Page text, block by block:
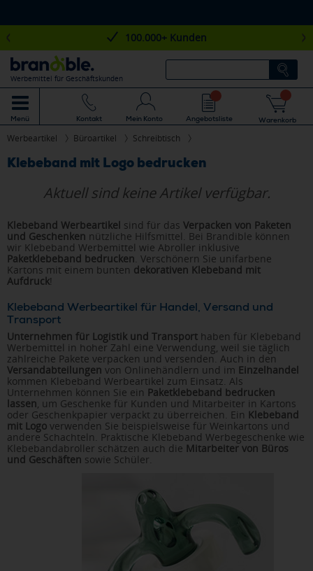
100.000+ Kunden
Werbemittel für Geschäftskunden
Menü Kontakt Mein Konto Angebotsliste Warenkorb
Werbeartikel Büroartikel Schreibtisch
Klebeband mit Logo bedrucken
Aktuell sind keine Artikel verfügbar.
Klebeband Werbeartikel sind für das Verpacken von Paketen
und Geschenken nützliche Hilfsmittel. Bei Brandible können
wir Klebeband Werbemittel wie Abroller inklusive
Paketklebeband bedrucken. Verschönern Sie unifarbene
Kartons mit einem bunten dekorativen Klebeband mit
Aufdruck!
Klebeband Werbeartikel für Handel, Versand und
Transport
Unternehmen für Logistik und Transport haben für Klebeband
Werbemittel in hoher Zahl eine Verwendung, weil sie täglich
zahlreiche Pakete verpacken und versenden. Auch in den
Versandabteilungen von Onlinehändlern und im Einzelhandel
kommen Klebeband Werbeartikel zum Einsatz. Als
Unternehmen können Sie ein Paketklebeband bedrucken
lassen , um Geschenke für Kunden und Mitarbeiter in Kartons
oder Geschenkpapier verpackt zu überreichen. Ein Klebeband
mit Logo verwenden Sie beispielsweise für Weinkartons und
andere Schachteln. Praktische Klebeband Werbegeschenke wie
Klebebandabroller schätzen auch die Mitarbeiter von Büros
und Geschäften sowie Schüler.